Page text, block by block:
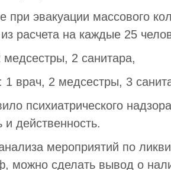
при эвакуации массового
расчета на каждые 25
медсестры, 2 санитара,
1 врач, 2 медсестры, 3
психиатрического
и действенность.
мероприятий по
можно сделать вывод о